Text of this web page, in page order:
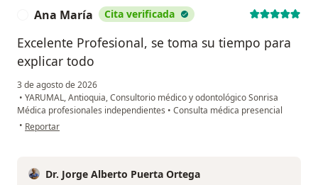
Ana María Cita verificada
Excelente Profesional, se toma su tiempo para
explicar todo
3 de agosto de 2026
• YARUMAL, Antioquia, Consultorio médico y odontológico Sonrisa
Médica profesionales independientes • Consulta médica presencial
• en opinión del usuario Ana María
Reportar
Dr. Jorge Alberto Puerta Ortega